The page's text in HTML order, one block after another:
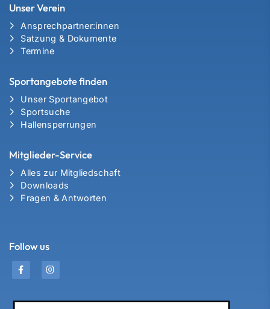
Unser Verein
Ansprechpartner:innen
Satzung & Dokumente
Termine
Sportangebote finden
Unser Sportangebot
Sportsuche
Hallensperrungen
Mitglieder-Service
Alles zur Mitgliedschaft
Downloads
Fragen & Antworten
Follow us